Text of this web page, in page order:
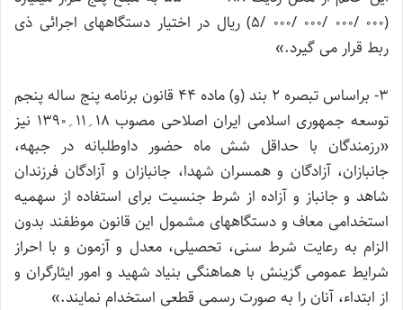
(۰۰۰ /۰۰۰ /۰۰۰ /۰۰۰ /۵) ریال در اختیار دستگاههای اجرائی ذی
ربط قرار می گیرد.»
۳- براساس تبصره ۲ بند (و) ماده ۴۴ قانون برنامه پنج ساله پنجم
توسعه جمهوری اسلامی ایران اصلاحی مصوب ۱۸؍۱۱؍۱۳۹۰ نیز
«رزمندگان با حداقل شش ماه حضور داوطلبانه در جبهه،
جانبازان، آزادگان و همسران شهدا، جانبازان و آزادگان فرزندان
شاهد و جانباز و آزاده از شرط جنسیت برای استفاده از سهمیه
استخدامی معاف و دستگاههای مشمول این قانون موظفند بدون
الزام به رعایت شرط سنی، تحصیلی، معدل و آزمون و با احراز
شرایط عمومی گزینش با هماهنگی بنیاد شهید و امور ایثارگران و
از ابتداء، آنان را به صورت رسمی قطعی استخدام نمایند.»